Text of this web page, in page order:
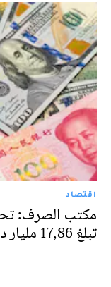
اقتصاد
مكتب الصرف:
تبلغ 17,86 مليار درهم